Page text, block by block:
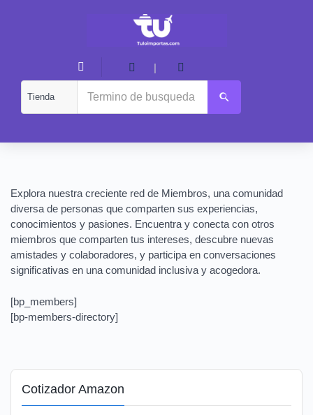
|
Explora nuestra creciente red de Miembros, una comunidad
diversa de personas que comparten sus experiencias,
conocimientos y pasiones. Encuentra y conecta con otros
miembros que comparten tus intereses, descubre nuevas
amistades y colaboradores, y participa en conversaciones
significativas en una comunidad inclusiva y acogedora.
[bp_members]
[bp-members-directory]
Cotizador Amazon